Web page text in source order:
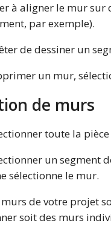
à aligner le mur sur
par exemple).
de dessiner un
un mur,
de murs
toute la
un segment
sélectionne le mur.
de votre projet
soit des murs